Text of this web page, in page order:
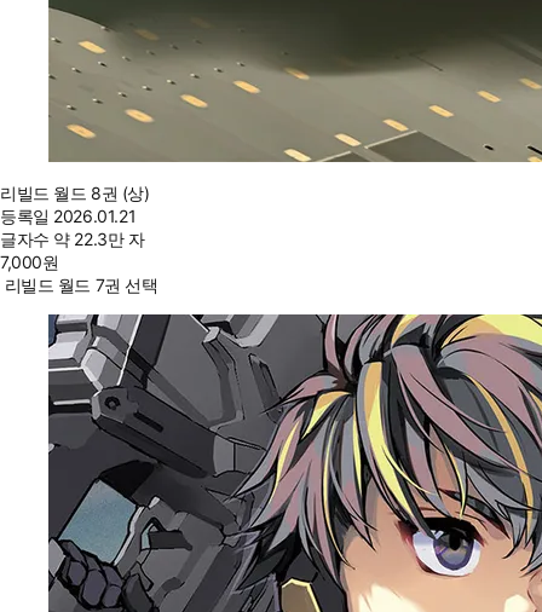
리빌드 월드 8권 (상)
등록일 2026.01.21
글자수 약 22.3만 자
7,000원
리빌드 월드 7권 선택